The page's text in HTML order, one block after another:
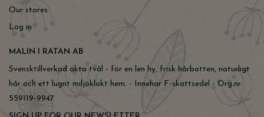
Our stores
Log in
MALIN I RATAN AB
Svensktillverkad äkta tvål - för en len hy, frisk hårbotten, naturligt
hår och ett lugnt miljöklokt hem. - Innehar F-skattsedel - Org.nr:
559119-9947